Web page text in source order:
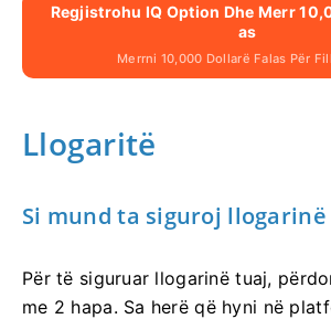
Regjistrohu IQ Option Dhe Merr
As
Merrni 10,000 Dollarë Falas Për
Llogaritë
Si mund ta siguroj
Për të siguruar llogarinë tuaj,
me 2 hapa. Sa herë që hyni në